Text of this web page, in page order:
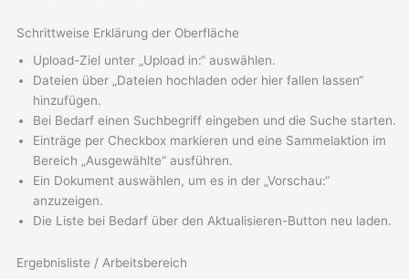
Schrittweise Erklärung der Oberfläche
Upload-Ziel unter „Upload in:“ auswählen.
Dateien über „Dateien hochladen oder hier fallen lassen“
hinzufügen.
Bei Bedarf einen Suchbegriff eingeben und die Suche starten.
Einträge per Checkbox markieren und eine Sammelaktion im
Bereich „Ausgewählte“ ausführen.
Ein Dokument auswählen, um es in der „Vorschau:“
anzuzeigen.
Die Liste bei Bedarf über den Aktualisieren-Button neu laden.
Ergebnisliste / Arbeitsbereich